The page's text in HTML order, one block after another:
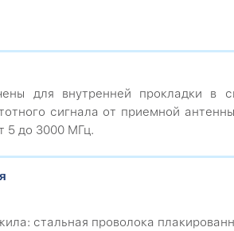
для внутренней прокладки в
сигнала от приемной
5 до 3000 МГц.
стальная проволока